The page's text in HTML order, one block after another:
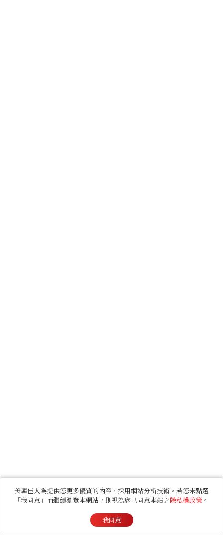
美麗佳人為提供您更多優質的內容，採用網站分析技術。若您未點選
「我同意」而繼續瀏覽本網站，則視為您已同意本站之隱私權政策 。
我同意